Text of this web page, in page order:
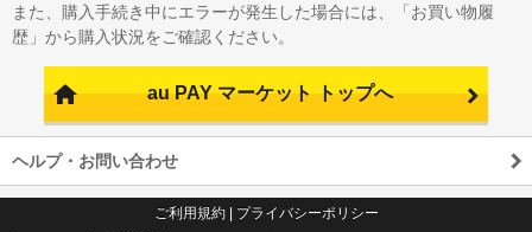
また、購入手続き中にエラーが発生した場合には、「お買い物履
歴」から購入状況をご確認ください。
au PAY マーケット トップへ
ヘルプ・お問い合わせ
ご利用規約| プライバシーポリシー